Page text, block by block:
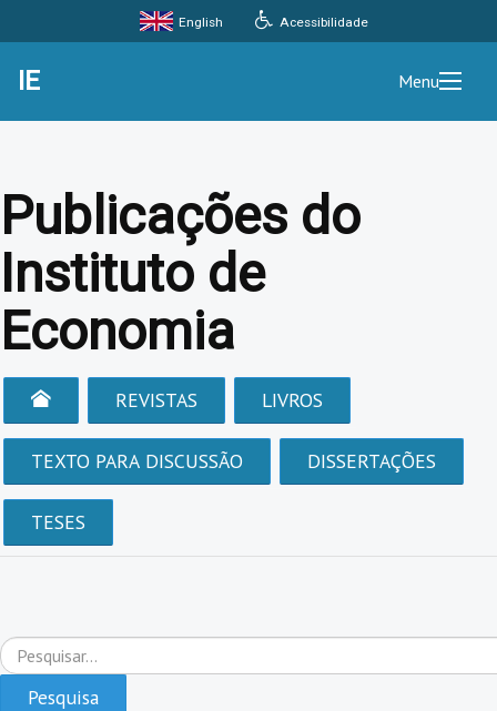
Acessibilidade
English
IE Menu
Publicações do
Instituto de
Economia
REVISTAS LIVROS
TEXTO PARA DISCUSSÃO DISSERTAÇÕES
TESES
Pesquisar...
Pesquisa